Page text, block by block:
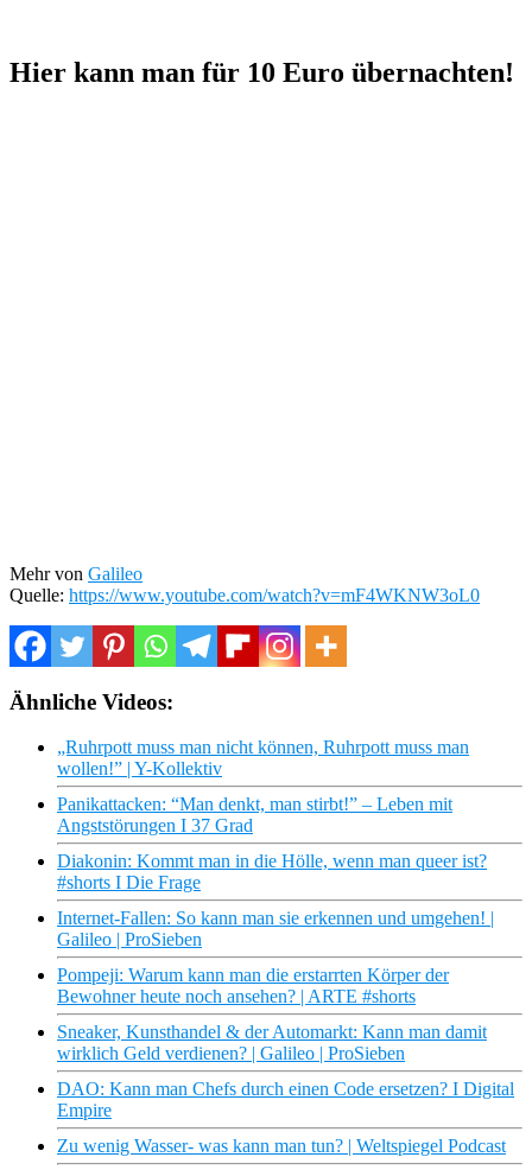
Hier kann man für 10 Euro übernachten!
Mehr von Galileo
Quelle: https://www.youtube.com/watch?v=mF4WKNW3oL0
Ähnliche Videos:
„Ruhrpott muss man nicht können, Ruhrpott muss man
wollen!” | Y-Kollektiv
Panikattacken: “Man denkt, man stirbt!” – Leben mit
Angststörungen I 37 Grad
Diakonin: Kommt man in die Hölle, wenn man queer ist?
#shorts I Die Frage
Internet-Fallen: So kann man sie erkennen und umgehen! |
Galileo | ProSieben
Pompeji: Warum kann man die erstarrten Körper der
Bewohner heute noch ansehen? | ARTE #shorts
Sneaker, Kunsthandel & der Automarkt: Kann man damit
wirklich Geld verdienen? | Galileo | ProSieben
DAO: Kann man Chefs durch einen Code ersetzen? I Digital
Empire
Zu wenig Wasser- was kann man tun? | Weltspiegel Podcast